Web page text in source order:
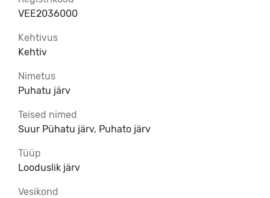
VEE2036000
Kehtivus
Kehtiv
Nimetus
Puhatu järv
Teised nimed
Suur Pühatu järv, Puhato järv
Tüüp
Looduslik järv
Vesikond